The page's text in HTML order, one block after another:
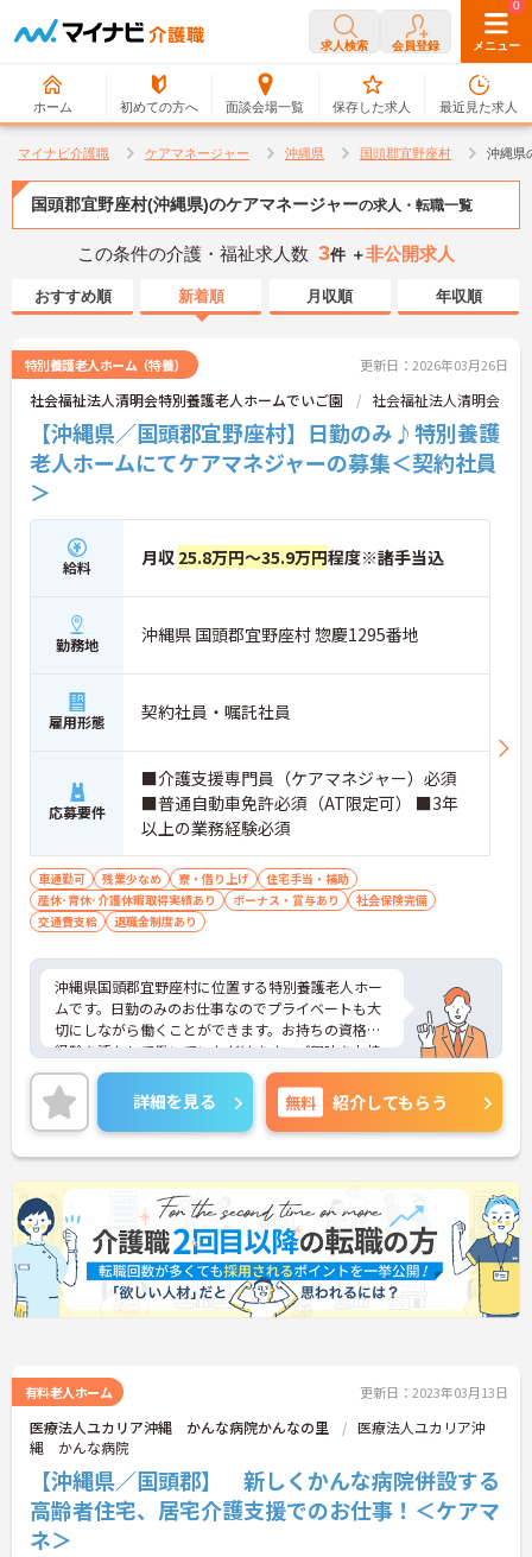
求人検索 会員登録 メニュー
ホーム 初めての方へ 面談会場一覧
0
保存した求人
0
最近見た求人
マイナビ介護職 ケアマネージャー 沖縄県 国頭郡宜野座村 沖縄県
国頭郡宜野座村(沖縄県)のケアマネージャーの求人・転職一覧
この条件の介護・福祉求人数 3件 ＋非公開求人
おすすめ順 新着順 月収順 年収順
特別養護老人ホーム（特養） 更新日：2026年03月26日
社会福祉法人清明会特別養護老人ホームでいご園 社会福祉法人清明会
【沖縄県／国頭郡宜野座村】日勤のみ♪特別養護
老人ホームにてケアマネジャーの募集＜契約社員
＞
給料 月収 25.8万円～35.9万円程度※諸手当込
勤務地 沖縄県 国頭郡宜野座村 惣慶1295番地
雇用形態 契約社員・嘱託社員
応募要件
■介護支援専門員（ケアマネジャー）必須
■普通自動車免許必須（AT限定可） ■3年
以上の業務経験必須
車通勤可 残業少なめ 寮・借り上げ
住宅手当・補助
産休･育休･介護休暇取得実績あり
ボーナス・賞与あり
社会保険完備
交通費支給
退職金制度あり
沖縄県国頭郡宜野座村に位置する特別養護老人ホー
ムです。日勤のみのお仕事なのでプライベートも大
切にしながら働くことができます。お持ちの資格・
経験を活かして働いていただけます。ご興味をお持
ちの方はお気軽にお問い合わせください。
詳細を見る 無料 紹介してもらう
有料老人ホーム 更新日：2023年03月13日
医療法人ユカリア沖縄 かんな病院かんなの里
医療法人ユカリア沖
縄 かんな病院
【沖縄県／国頭郡】 新しくかんな病院併設する
高齢者住宅、居宅介護支援でのお仕事！＜ケアマ
ネ＞